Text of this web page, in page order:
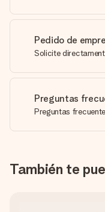
Pedido de
Solicite
Preguntas
Preguntas
También te